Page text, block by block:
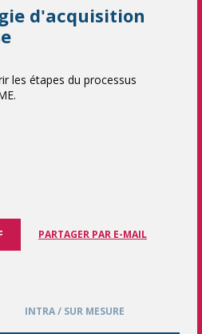
d'acquisition
les étapes du processus
PARTAGER PAR E-MAIL
INTRA / SUR MESURE